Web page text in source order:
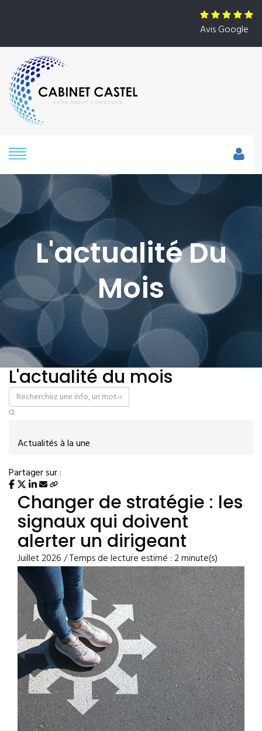
Avis Google
L'actualité Du
Mois
L'actualité du mois
Actualités à la une
Partager sur :
Changer de stratégie : les
signaux qui doivent
alerter un dirigeant
Juillet 2026 / Temps de lecture estimé : 2 minute(s)